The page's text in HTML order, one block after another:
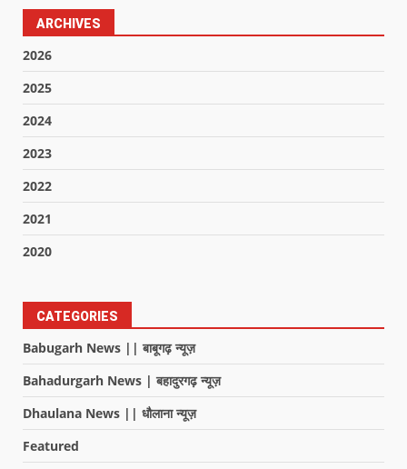
ARCHIVES
2026
2025
2024
2023
2022
2021
2020
CATEGORIES
Babugarh News || बाबूगढ़ न्यूज़
Bahadurgarh News | बहादुरगढ़ न्यूज़
Dhaulana News || धौलाना न्यूज़
Featured